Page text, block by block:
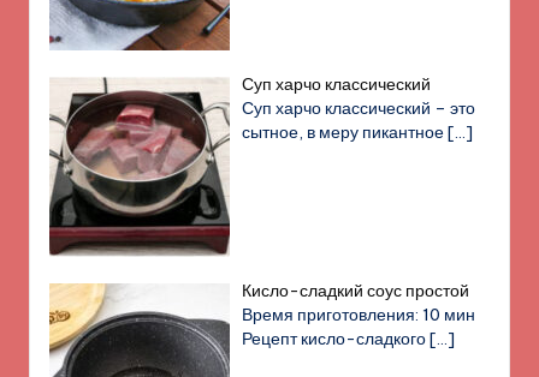
Суп харчо классический
Суп харчо классический – это
сытное, в меру пикантное[…]
Кисло-сладкий соус простой
Время приготовления: 10 мин
Рецепт кисло-сладкого[…]